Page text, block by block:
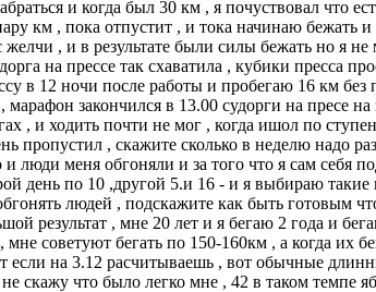
и когда был 30 км , я почуствовал что
км , пока отпустит , и тока начинаю бежать
, и в результате были силы бежать но я
на прессе так схаватила , кубики пресса
в 12 ночи после работы и пробегаю 16 км без
закончился в 13.00 судорги на пресе на
, и ходить почти не мог , когда ишол по
пропустил , скажите сколько в неделю надо
меня обгоняли и за того что я сам себя
день по 10 ,другой 5.и 16 - и я выбираю такие
людей , подскажите как быть готовым
результат , мне 20 лет и я бегаю 2 года и
советуют бегать по 150-160км , а когда их
на 3.12 расчитываешь , вот обычные
скажу что было легко мне , 42 в таком темпе